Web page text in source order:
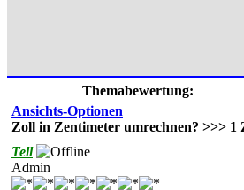
Themabewertung:
Ansichts-Optionen
Zoll in Zentimeter umrechnen? >>> 1
Tell
Admin